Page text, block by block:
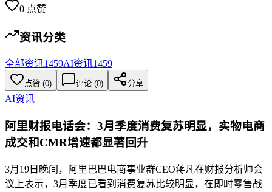
0 点赞
资讯分类
全部资讯1459AI资讯1459
点赞 (0) 评论 (0) 分享
AI资讯
阿里财报电话会：3月季度消费复苏明显，实物电商
成交和CMR增速都显著回升
3月19日晚间，阿里巴巴电商事业群CEO蒋凡在财报分析师会
议上表示，3月季度已看到消费复苏比较明显，在即时零售战